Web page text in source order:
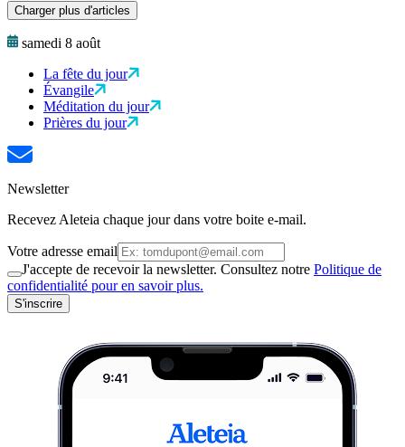
Charger plus d'articles
samedi 8 août
La fête du jour
Évangile
Méditation du jour
Prières du jour
Newsletter
Recevez Aleteia chaque jour dans votre boite e-mail.
Votre adresse email
J'accepte de recevoir la newsletter. Consultez notre Politique de
confidentialité pour en savoir plus.
S'inscrire